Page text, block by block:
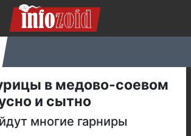
в медово-соевом
и сытно
многие гарниры